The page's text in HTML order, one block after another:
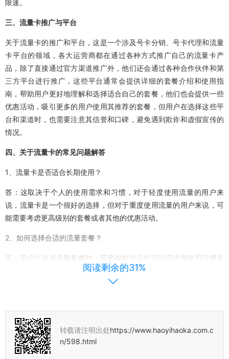
限速。
三、流量卡推广与平台
关于流量卡的推广和平台，这是一个涉及号卡分销、号卡代理和流量
卡平台的领域，各大运营商都在通过各种方式推广自己的流量卡产
品，除了直接通过官方渠道推广外，他们还会通过各种合作伙伴和第
三方平台进行推广，这些平台通常会提供详细的套餐介绍和使用指
南，帮助用户更好地理解和选择适合自己的套餐，他们也会提供一些
优惠活动，吸引更多的用户使用其推荐的套餐，但用户在选择这些平
台和渠道时，也需要注意其信誉和口碑，避免遇到欺诈和虚假宣传的
情况。
四、关于流量卡的常见问题解答
1、流量卡是否适合长期使用？
答：这取决于个人的使用需求和习惯，对于轻度使用流量的用户来
说，流量卡是一个很好的选择，但对于重度使用流量的用户来说，可
能需要考虑更高级别的套餐或者其他的优惠活动。
2、如何选择合适的流量套餐？
答：用户在选择流量套餐时，需要根据自己的实际需求和使用习惯来
选择，首先要明确自己的每月流量使用量，然后对比各个运营商的套
餐内容和价格，选择最适合自己的套餐。
答：用户可以通过设置流量提醒、使用Wi-Fi、合理安排使用时间等方
式来避免超出流量额度，也要留意自己的应用使用情况，避免某些应
用在后台消耗大量的流量。
阅读剩余的31%
转载请注明出处https://www.haoyihaoka.com.c
n/598.html